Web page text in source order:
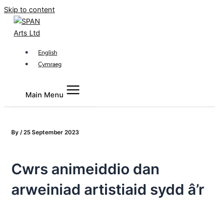
Skip to content
English
Cymraeg
Main Menu
By /25 September 2023
Cwrs animeiddio dan
arweiniad artistiaid sydd â’r